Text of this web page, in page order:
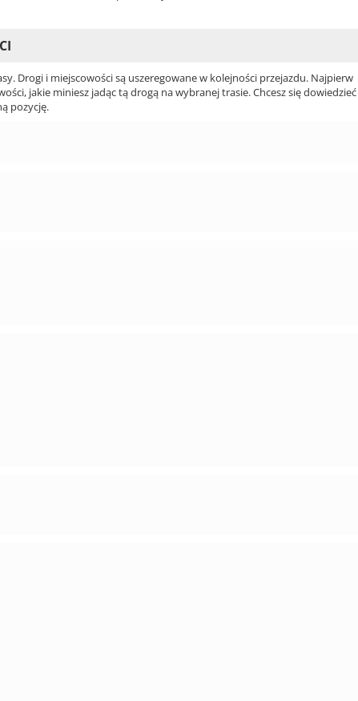
Drogi i miejscowości są uszeregowane w kolejności przejazdu. Najpierw
jakie miniesz jadąc tą drogą na wybranej trasie. Chcesz się dowiedzieć
pozycję.